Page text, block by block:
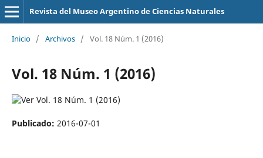
Revista del Museo Argentino de Ciencias Naturales
Inicio / Archivos / Vol. 18 Núm. 1 (2016)
Vol. 18 Núm. 1 (2016)
Publicado: 2016-07-01